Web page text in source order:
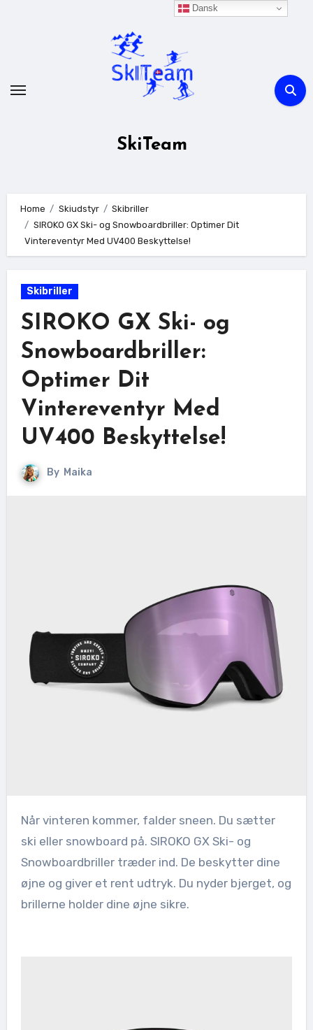
SkiTeam
Home Skiudstyr
Skibriller
SIROKO GX Ski- og Snowboardbriller: Optimer Dit
Vintereventyr Med UV400 Beskyttelse!
Skibriller
SIROKO GX Ski- og
Snowboardbriller:
Optimer Dit
Vintereventyr Med
UV400 Beskyttelse!
By Maika
Når vinteren kommer, falder sneen. Du sætter
ski eller snowboard på. SIROKO GX Ski- og
Snowboardbriller træder ind. De beskytter dine
øjne og giver et rent udtryk. Du nyder bjerget, og
brillerne holder dine øjne sikre.
Dansk